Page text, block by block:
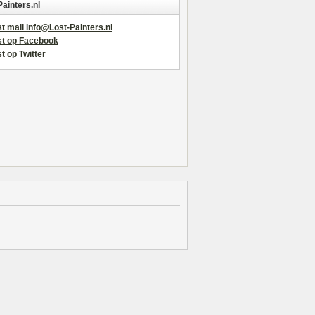
mail info@Lost-Painters.nl
op Facebook
op Twitter